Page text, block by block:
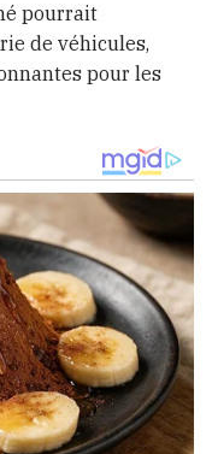
pourrait
de véhicules,
pour les